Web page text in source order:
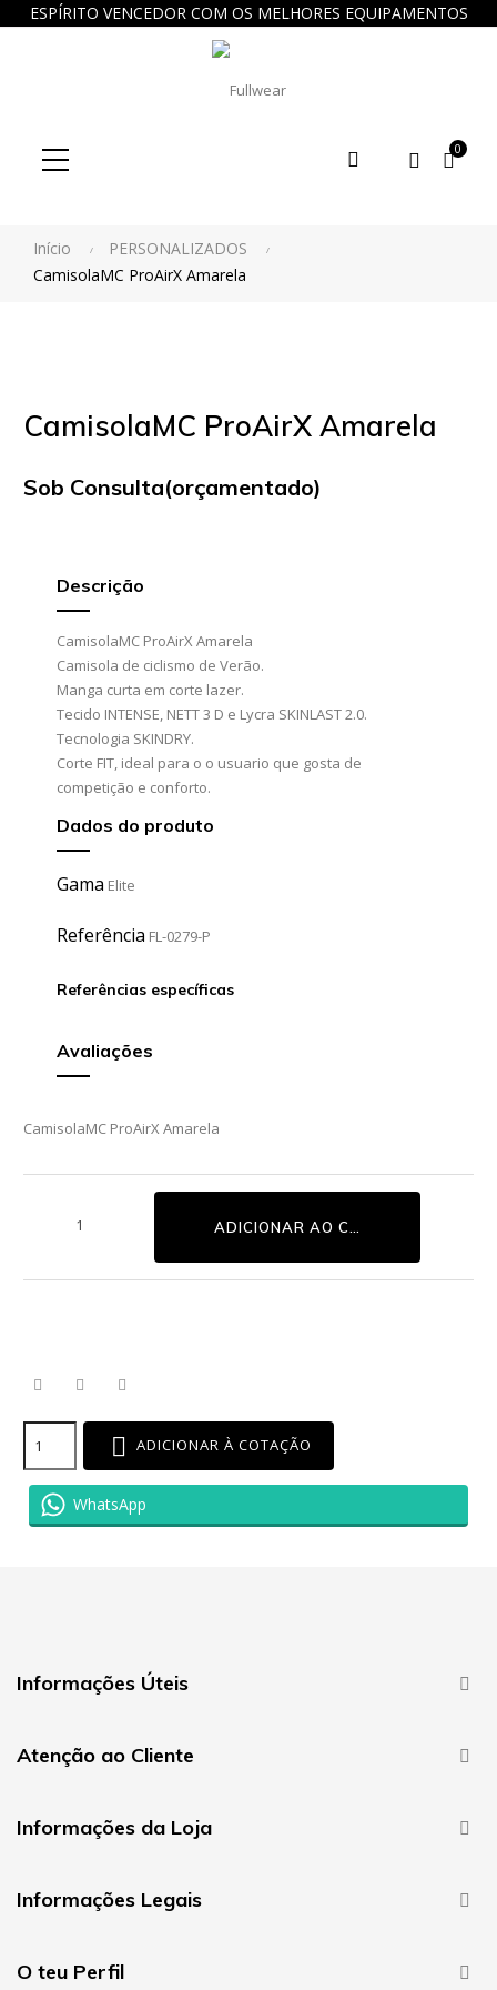
ESPÍRITO VENCEDOR COM OS MELHORES EQUIPAMENTOS
Procure 0
Início
PERSONALIZADOS
CamisolaMC ProAirX Amarela
CamisolaMC ProAirX Amarela
Sob Consulta(orçamentado)
Descrição
CamisolaMC ProAirX Amarela
Camisola de ciclismo de Verão.
Manga curta em corte lazer.
Tecido INTENSE, NETT 3 D e Lycra SKINLAST 2.0.
Tecnologia SKINDRY.
Corte FIT, ideal para o o usuario que gosta de
competição e conforto.
Dados do produto
Gama Elite
Referência FL-0279-P
Referências específicas
Avaliações
CamisolaMC ProAirX Amarela
ADICIONAR AO CARRINHO
ADICIONAR À COTAÇÃO
WhatsApp
Informações Úteis 
Atenção ao Cliente 
Informações da Loja 
Informações Legais 
O teu Perfil 